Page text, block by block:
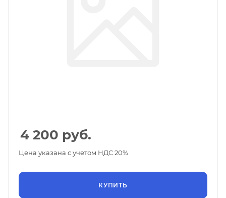
4 200 руб.
Цена указана с учетом НДС 20%
КУПИТЬ